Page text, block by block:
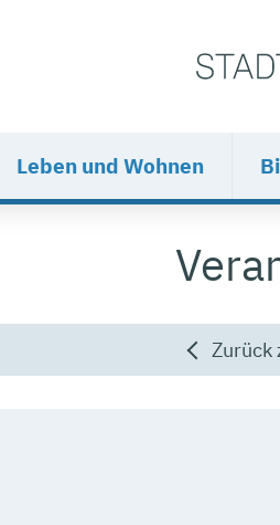
Leben und Wohnen
Zurück